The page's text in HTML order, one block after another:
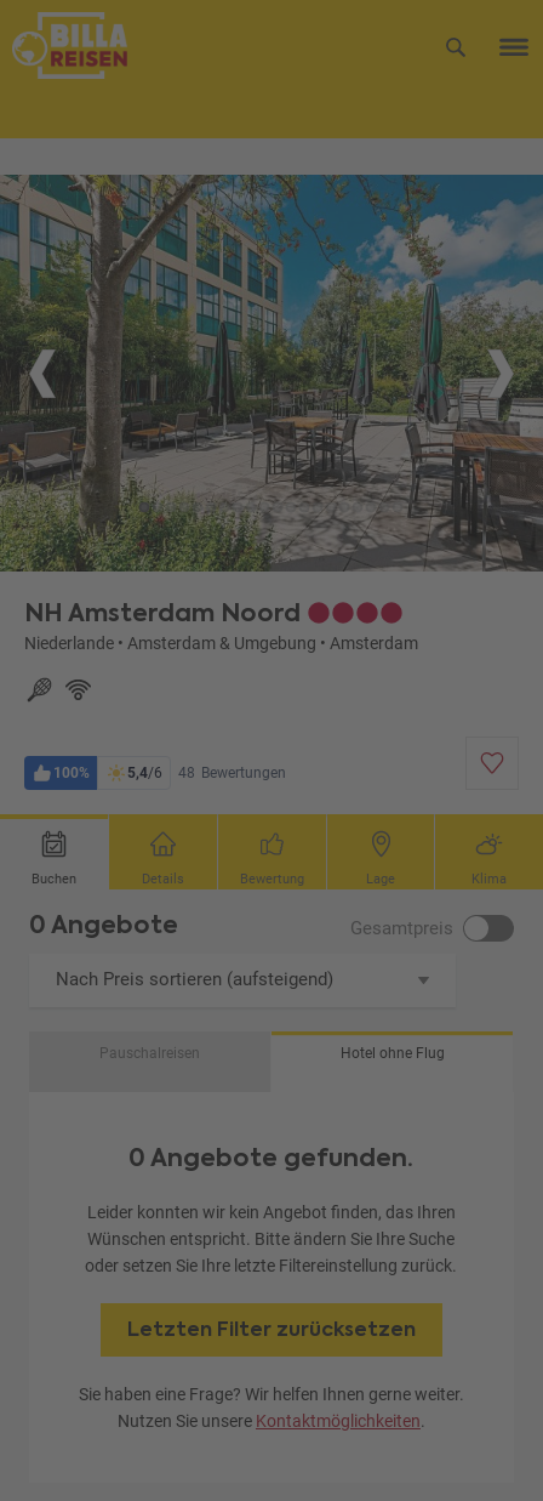
NH Amsterdam Noord
Niederlande • Amsterdam & Umgebung • Amsterdam
100% 5,4/6 48 Bewertungen
Buchen Details Bewertung Lage Klima
0 Angebote Gesamtpreis
Nach Preis sortieren (aufsteigend)
Pauschalreisen Hotel ohne Flug
0 Angebote gefunden.
Leider konnten wir kein Angebot finden, das Ihren
Wünschen entspricht. Bitte ändern Sie Ihre Suche
oder setzen Sie Ihre letzte Filtereinstellung zurück.
Letzten Filter zurücksetzen
Sie haben eine Frage? Wir helfen Ihnen gerne weiter.
Nutzen Sie unsere Kontaktmöglichkeiten.